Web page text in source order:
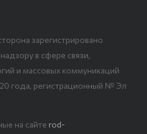
зарегистрировано
в сфере связи,
и массовых коммуникаций
года, регистрационный № Эл
на сайте rod-